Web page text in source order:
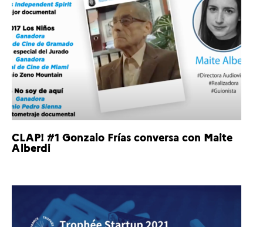
CLAP! #1 Gonzalo Frías conversa con Maite
Alberdi